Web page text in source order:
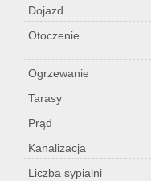
Dojazd
Otoczenie
Ogrzewanie
Tarasy
Prąd
Kanalizacja
Liczba sypialni